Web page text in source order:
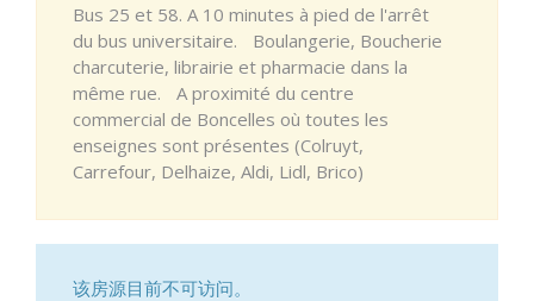
Bus 25 et 58. A 10 minutes à pied de l'arrêt
du bus universitaire. Boulangerie, Boucherie
charcuterie, librairie et pharmacie dans la
même rue. A proximité du centre
commercial de Boncelles où toutes les
enseignes sont présentes (Colruyt,
Carrefour, Delhaize, Aldi, Lidl, Brico)
该房源目前不可访问。